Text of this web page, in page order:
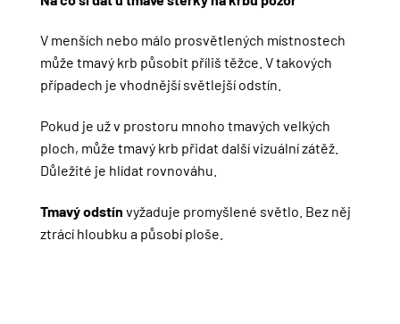
V menších nebo málo prosvětlených místnostech
může tmavý krb působit příliš těžce. V takových
případech je vhodnější světlejší odstín.
Pokud je už v prostoru mnoho tmavých velkých
ploch, může tmavý krb přidat další vizuální zátěž.
Důležité je hlídat rovnováhu.
Tmavý odstín vyžaduje promyšlené světlo. Bez něj
ztrácí hloubku a působí ploše.